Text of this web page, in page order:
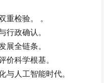
重检验。
。
行政确认。
展全链条。
价科学根基。
与人工智能时代。